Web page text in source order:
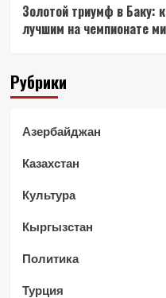
Золотой триумф в Баку:
лучшим на чемпионате
Рубрики
Азербайджан
Казахстан
Культура
Кыргызстан
Политика
Турция